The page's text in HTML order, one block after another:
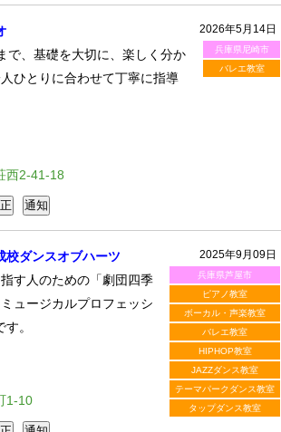
2026年5月14日
兵庫県尼崎市
バレエ教室
で、基礎を大切に、楽しく分か
ひとりに合わせて丁寧に指導
西2-41-18
2025年9月09日
兵庫県芦屋市
ピアノ教室
ボーカル・声楽教室
バレエ教室
HIPHOP教室
JAZZダンス教室
テーマパークダンス教室
タップダンス教室
校ダンスオブハーツ
す人のための「劇団四季
ュージカルプロフェッシ
。
1-10